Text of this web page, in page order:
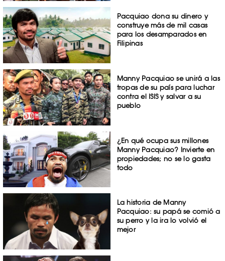
Pacquiao dona su dinero y
construye más de mil casas
para los desamparados en
Filipinas
Manny Pacquiao se unirá a las
tropas de su país para luchar
contra el ISIS y salvar a su
pueblo
¿En qué ocupa sus millones
Manny Pacquiao? Invierte en
propiedades; no se lo gasta
todo
La historia de Manny
Pacquiao: su papá se comió a
su perro y la ira lo volvió el
mejor